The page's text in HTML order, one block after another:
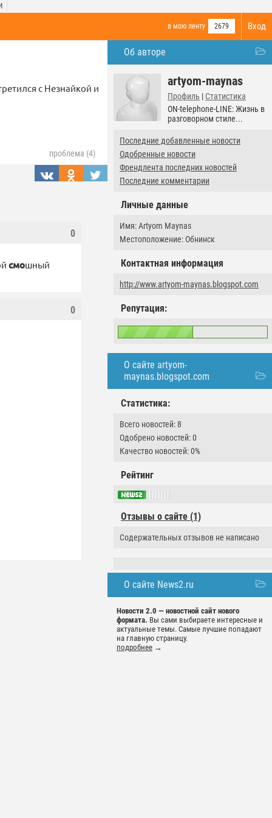
Вход
в мою ленту 2679
Об авторе
artyom-maynas
Профиль | Статистика
ON-telephone-LINE: Жизнь в
разговорном стиле...
Последние добавленные новости
Одобренные новости
Френдлента последних новостей
Последние комментарии
Личные данные
Имя: Artyom Maynas
Местоположение: Обнинск
Контактная информация
http://www.artyom-maynas.blogspot.com
Репутация:
О сайте artyom-
maynas.blogspot.com
Статистика:
Всего новостей: 8
Одобрено новостей: 0
Качество новостей: 0%
Рейтинг
Отзывы о сайте (1)
Содержательных отзывов не написано
О сайте News2.ru
Новости 2.0 — новостной сайт нового
формата. Вы сами выбираете интересные и
актуальные темы. Самые лучшие попадают
на главную страницу.
подробнее →
с Незнайкой и
проблема (4)
0
смошный
0